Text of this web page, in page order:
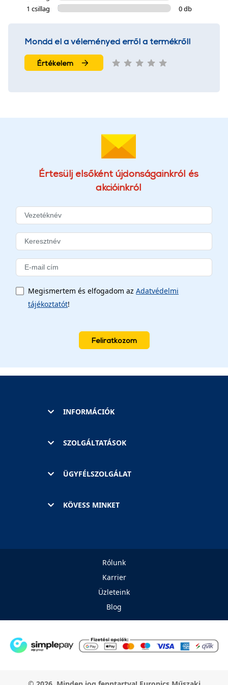
1 csillag
0 db
Mondd el a véleményed erről a termékről!
Értékelem
Értesülj elsőként újdonságainkról és
akcióinkról
Megismertem és elfogadom az Adatvédelmi
tájékoztatót!
Feliratkozom
INFORMÁCIÓK
SZOLGÁLTATÁSOK
ÜGYFÉLSZOLGÁLAT
KÖVESS MINKET
Rólunk
Karrier
Üzleteink
Blog